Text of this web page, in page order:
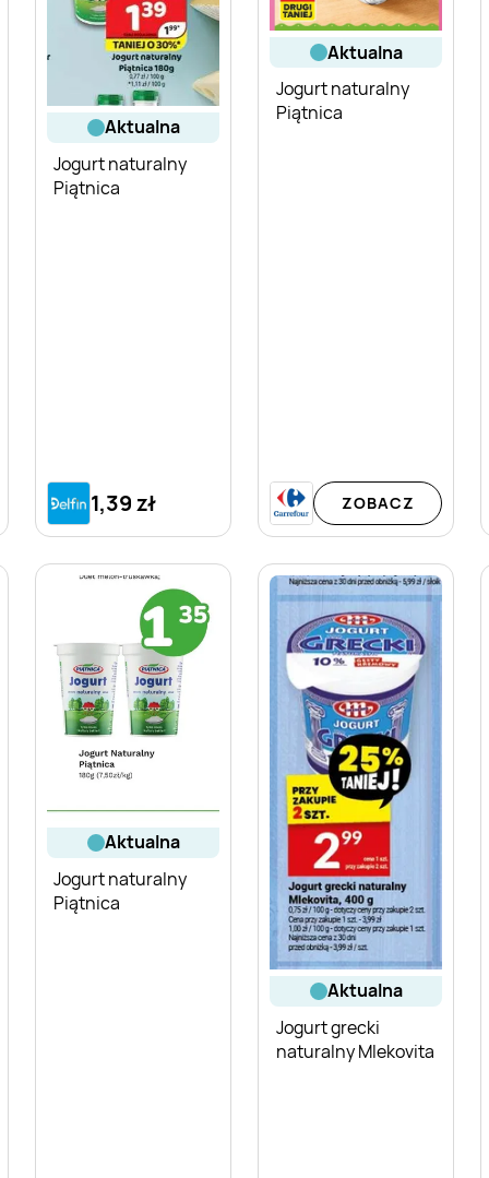
aktualna
Jogurt naturalny
Piątnica
1,39 zł
aktualna
Jogurt naturalny
Piątnica
ZOBACZ
aktualna
Jogurt naturalny
Piątnica
aktualna
Jogurt grecki
naturalny Mlekovita